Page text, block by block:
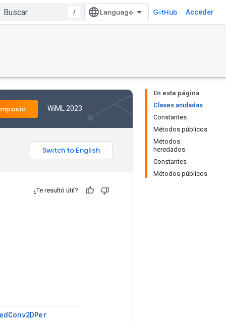
/ GitHub Acceder
En esta página
Clases anidadas
Constantes
Métodos públicos
Métodos
heredados
Constantes
Métodos públicos
WiML 2023.
¿Te resultó útil?
Conv2DPer